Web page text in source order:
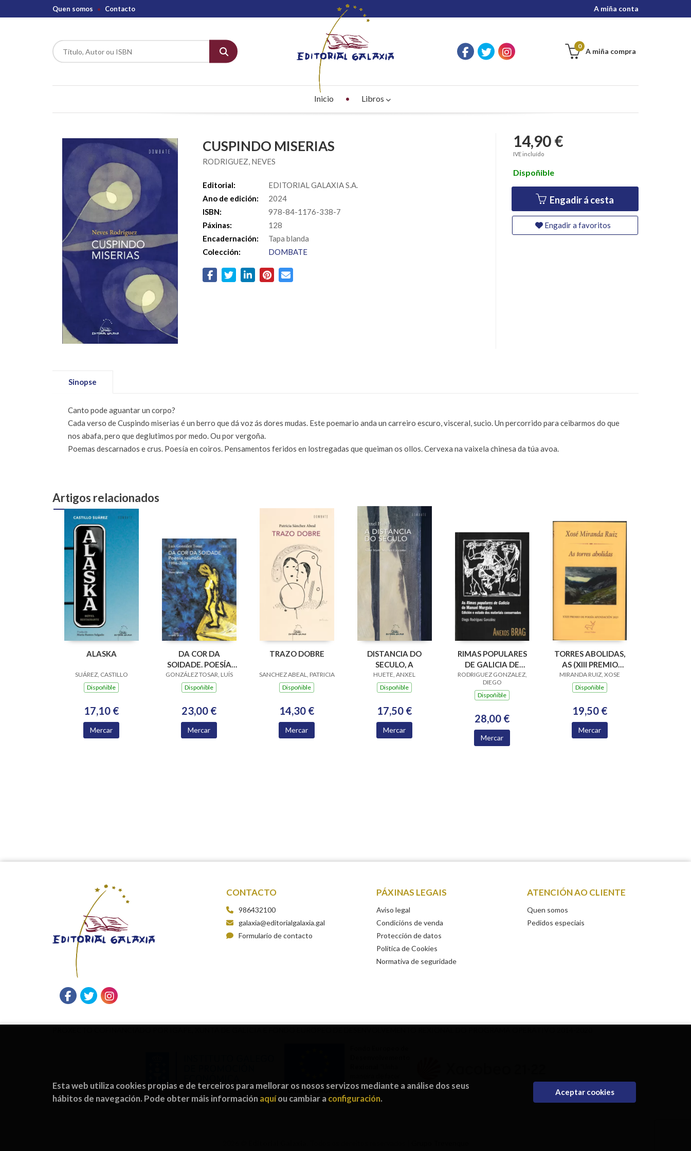
A miña conta
Quen somos Contacto
A miña compra
0
Inicio Libros
CUSPINDO MISERIAS
RODRIGUEZ, NEVES
Editorial:
EDITORIAL GALAXIA S.A.
Ano de edición:
2024
ISBN:
978-84-1176-338-7
Páxinas:
128
Encadernación:
Tapa blanda
Colección:
DOMBATE
14,90 €
IVE incluído
Dispoñible
Engadir á cesta
Engadir a favoritos
Sinopse
Canto pode aguantar un corpo?
Cada verso de Cuspindo miserias é un berro que dá voz ás dores mudas. Este poemario anda un carreiro escuro, visceral, sucio. Un percorrido para ceibarmos do que
nos abafa, pero que deglutimos por medo. Ou por vergoña.
Poemas descarnados e crus. Poesía en coiros. Pensamentos feridos en lostregadas que queiman os ollos. Cervexa na vaixela chinesa da túa avoa.
Artigos relacionados
ALASKA
SUÁREZ, CASTILLO
Dispoñible
17,10 €
Mercar
DA COR DA
SOIDADE. POESÍA
REUNIDA 1986-2026
GONZÁLEZ TOSAR, LUÍS
Dispoñible
23,00 €
Mercar
TRAZO DOBRE
SANCHEZ ABEAL, PATRICIA
Dispoñible
14,30 €
Mercar
DISTANCIA DO
SECULO, A
HUETE, ANXEL
Dispoñible
17,50 €
Mercar
RIMAS POPULARES
DE GALICIA DE
MANUEL MURGUIA,
AS (ANEXOS BRAG
11)
RODRIGUEZ GONZALEZ,
DIEGO
Dispoñible
28,00 €
Mercar
TORRES ABOLIDAS,
AS (XIII PREMIO
POESIA
AFUNDACION 2025)
MIRANDA RUIZ, XOSE
Dispoñible
19,50 €
Mercar
CONTACTO
986432100
galaxia@editorialgalaxia.gal
Formulario de contacto
PÁXINAS LEGAIS
Aviso legal
Condicións de venda
Protección de datos
Política de Cookies
Normativa de seguridade
ATENCIÓN AO CLIENTE
Quen somos
Pedidos especiais
Europa”
Esta web utiliza cookies propias e de terceiros para mellorar os nosos servizos mediante a análise dos seus
hábitos de navegación. Pode obter máis información aquíou cambiar a configuración.
Aceptar cookies